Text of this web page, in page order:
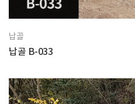
납골
납골 B-033